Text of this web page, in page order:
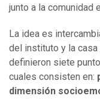
junto a la comunidad
La idea es
del instituto y la
definieron siete
cuales consisten en:
dimensión